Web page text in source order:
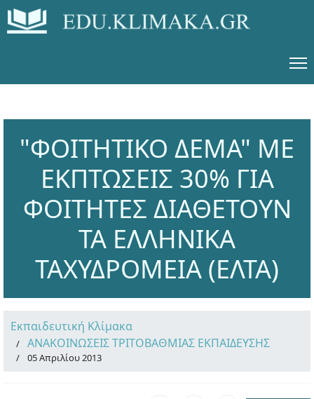
"ΦΟΙΤΗΤΙΚΟ ΔΕΜΑ" ΜΕ
ΕΚΠΤΩΣΕΙΣ 30% ΓΙΑ
ΦΟΙΤΗΤΕΣ ΔΙΑΘΕΤΟΥΝ
ΤΑ ΕΛΛΗΝΙΚΑ
ΤΑΧΥΔΡΟΜΕΙΑ (ΕΛΤΑ)
Εκπαιδευτική Κλίμακα
ΑΝΑΚΟΙΝΩΣΕΙΣ ΤΡΙΤΟΒΑΘΜΙΑΣ ΕΚΠΑΙΔΕΥΣΗΣ
05 Απριλίου 2013